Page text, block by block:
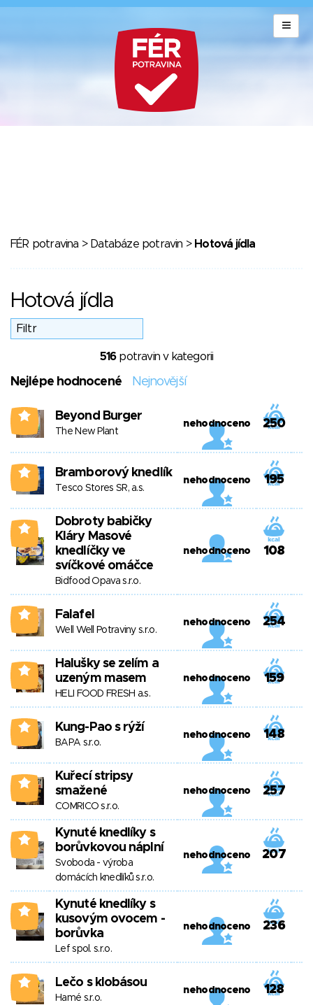
FÉR potravina > Databáze potravin > Hotová jídla
Hotová jídla
516potravin v kategorii
Nejlépe hodnocené Nejnovější
0 Beyond Burger
The New Plant
nehodnoceno 250
0 Bramborový knedlík
Tesco Stores SR, a.s.
nehodnoceno 195
0
Dobroty babičky
Kláry Masové
knedlíčky ve
svíčkové omáčce
Bidfood Opava s.r.o.
nehodnoceno 108
0 Falafel
Well Well Potraviny s.r.o.
nehodnoceno 254
0
Halušky se zelím a
uzeným masem
HELI FOOD FRESH a.s.
nehodnoceno 159
0 Kung-Pao s rýží
BAPA s.r.o.
nehodnoceno 148
0
Kuřecí stripsy
smažené
COMRICO s.r.o.
nehodnoceno 257
0
Kynuté knedlíky s
borůvkovou náplní
Svoboda - výroba
domácích knedlíků s.r.o.
nehodnoceno 207
0
Kynuté knedlíky s
kusovým ovocem -
borůvka
Lef spol. s.r.o.
nehodnoceno 236
0 Lečo s klobásou
Hamé s.r.o.
nehodnoceno 128